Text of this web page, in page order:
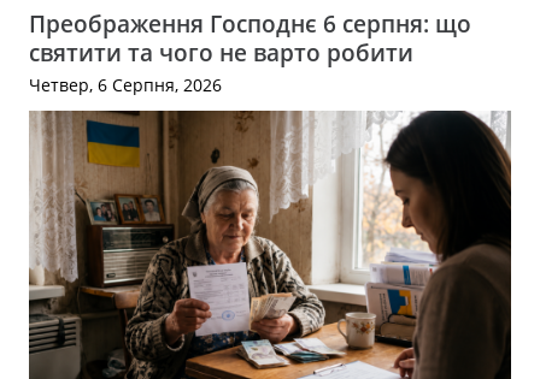
Преображення Господнє 6 серпня: що
святити та чого не варто робити
Четвер, 6 Серпня, 2026